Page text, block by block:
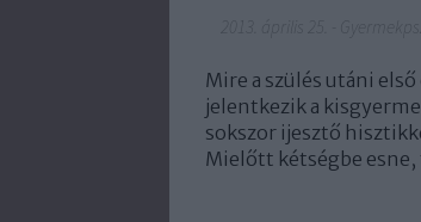
Mire a szülés utáni
jelentkezik a
sokszor ijesztő
Mielőtt kétségbe